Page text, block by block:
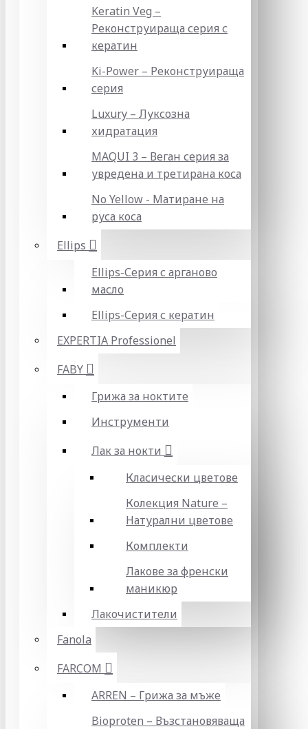
Keratin Veg –
Реконструираща серия с
кератин
Ki-Power – Реконструираща
серия
Luxury – Луксозна
хидратация
MAQUI 3 – Веган серия за
увредена и третирана коса
No Yellow - Матиране на
руса коса
Ellips
Ellips-Серия с арганово
масло
Ellips-Серия с кератин
EXPERTIA Professionel
FABY
Грижа за ноктите
Инструменти
Лак за нокти
Класически цветове
Колекция Nature –
Натурални цветове
Комплекти
Лакове за френски
маникюр
Лакочистители
Fanola
FARCOM
ARREN – Грижа за мъже
Bioproten – Възстановяваща